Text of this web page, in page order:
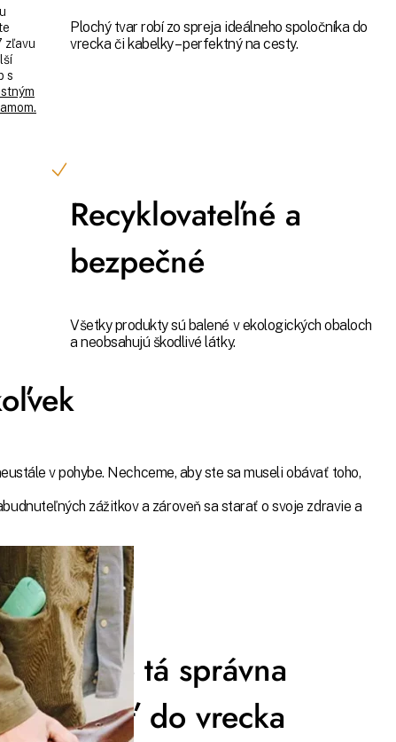
zľavu
s
Plochý tvar robí zo spreja ideálneho spoločníka do
vrecka či kabelky – perfektný na cesty.
Recyklovateľné a
bezpečné
Všetky produkty sú balené v ekologických obaloch
a neobsahujú škodlivé látky.
v pohybe. Nechceme, aby ste sa museli obávať toho,
zážitkov a zároveň sa starať o svoje zdravie a
Presne tá správna
veľkosť do vrecka